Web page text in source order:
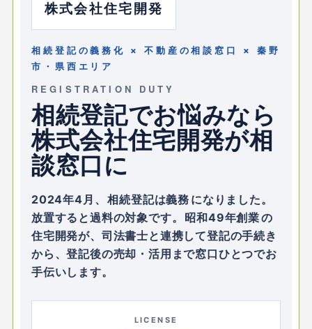
株式会社住宅開発
相続登記の義務化 × 不動産の相談窓口 × 秦野
市・県西エリア
REGISTRATION DUTY
相続登記でお悩みなら
株式会社住宅開発が相
談窓口に
2024年4月、 相続登記は義務 になりました。
放置すると過料の対象です。
昭和49年創業の
住宅開発が、司法書士と連携して登記の手続き
から、登記後の売却・活用まで窓口ひとつでお
手伝いします。
LICENSE